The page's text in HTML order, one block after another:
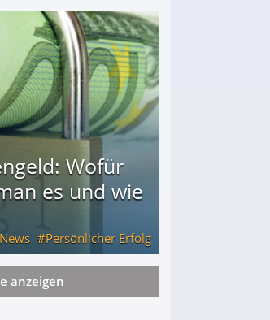
Wofür
es und wie
News Persönlicher Erfolg
anzeigen